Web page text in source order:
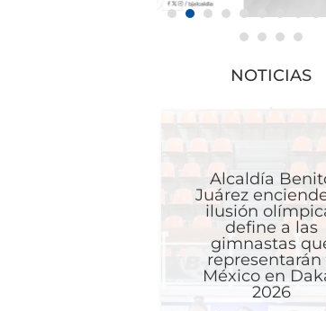
NOTICIAS
Alcaldía
Juárez
ilusión
define a las
gimnastas
representarán
México en
2026